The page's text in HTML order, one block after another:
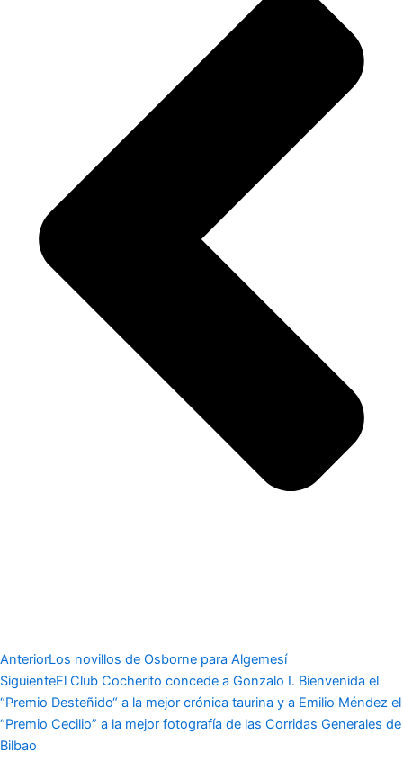
AnteriorLos novillos de Osborne para Algemesí
SiguienteEl Club Cocherito concede a Gonzalo I. Bienvenida el
“Premio Desteñido“ a la mejor crónica taurina y a Emilio Méndez el
“Premio Cecilio” a la mejor fotografía de las Corridas Generales de
Bilbao